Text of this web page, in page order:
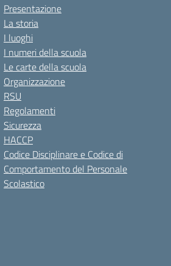
Presentazione
La storia
I luoghi
I numeri della scuola
Le carte della scuola
Organizzazione
RSU
Regolamenti
Sicurezza
HACCP
Codice Disciplinare e Codice di
Comportamento del Personale
Scolastico